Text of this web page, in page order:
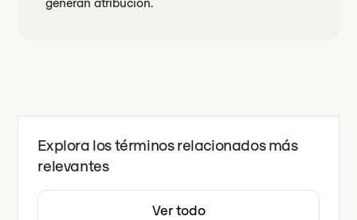
Explora los términos relacionados más
relevantes
Ver todo